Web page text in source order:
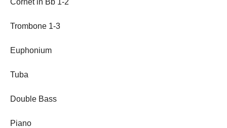
Trombone 1-3
Euphonium
Tuba
Double Bass
Piano